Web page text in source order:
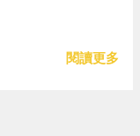
閱讀更多